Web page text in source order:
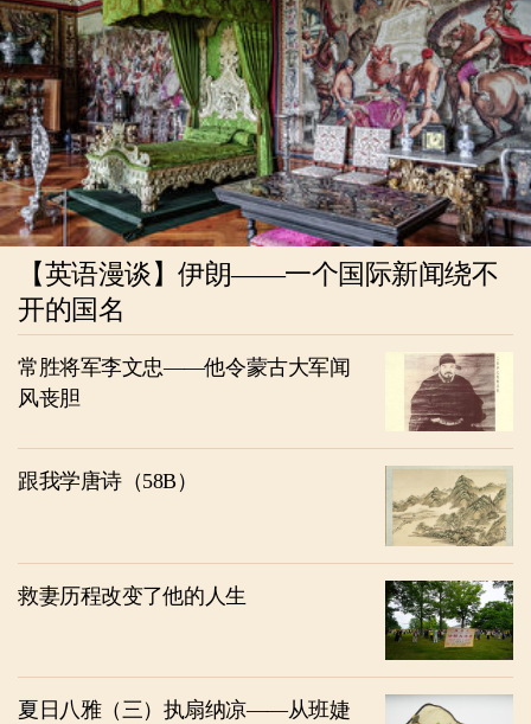
【英语漫谈】伊朗——一个国际新闻绕不
开的国名
常胜将军李文忠——他令蒙古大军闻
风丧胆
跟我学唐诗（58B）
救妻历程改变了他的人生
夏日八雅（三）执扇纳凉——从班婕